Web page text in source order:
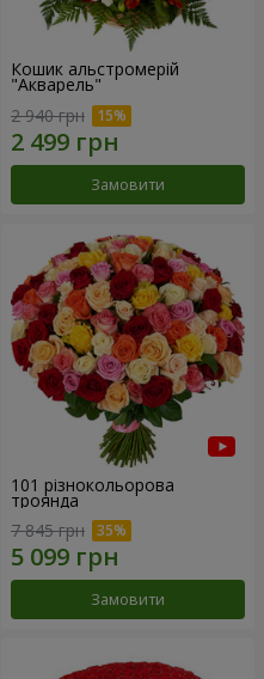
Кошик альстромерій
"Акварель"
2 940 грн
Замовити
101 різнокольорова
троянда
7 845 грн
Замовити